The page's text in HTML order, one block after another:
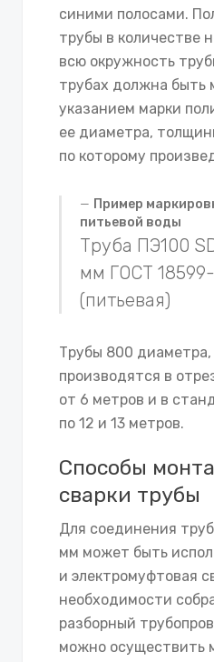
синими полосами.
трубы в количестве
всю окружность
трубах должна быть
указанием марки
ее диаметра,
по которому
Пример
питьевой воды
Труба ПЭ100
мм ГОСТ
(питьевая)
Трубы 800 диаметра,
производятся в
от 6 метров и в
по 12 и 13 метров.
Способы
сварки трубы
Для соединения
мм может быть
и электромуфтовая
необходимости
разборный
можно осуществить